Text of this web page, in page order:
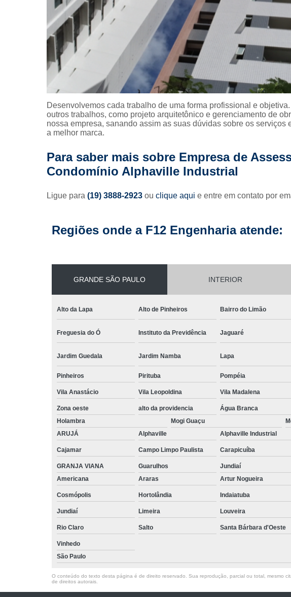
Desenvolvemos cada trabalho de uma forma profissional e
outros trabalhos, como projeto arquitetônico e gerenciamento de
nossa empresa, sanando assim as suas dúvidas sobre os
a melhor marca.
Para saber mais sobre Empresa de
Condomínio Alphaville Industrial
Ligue para (19) 3888-2923 ou clique aqui e entre em contato por
Regiões onde a F12 Engenharia atende:
GRANDE SÃO PAULO INTERIOR
Alto da Lapa Alto de Pinheiros Bairro do Limão
Freguesia do Ó Instituto da Previdência Jaguaré
Jardim Guedala Jardim Namba Lapa
Pinheiros Pirituba Pompéia
Vila Anastácio Vila Leopoldina Vila Madalena
Zona oeste alto da providencia
Água Branca
Holambra
Mogi Guaçu
ARUJÁ
Alphaville Alphaville Industrial
Cajamar Campo Limpo Paulista Carapicuíba
GRANJA VIANA Guarulhos Jundiaí
Americana
Araras Artur Nogueira
Cosmópolis Hortolândia Indaiatuba
Jundiaí Limeira Louveira
Rio Claro Salto Santa Bárbara d'Oeste
Vinhedo
São Paulo
O conteúdo do texto desta página é de direito reservado. Sua reprodução, parcial ou total, mesmo
de direitos autorais